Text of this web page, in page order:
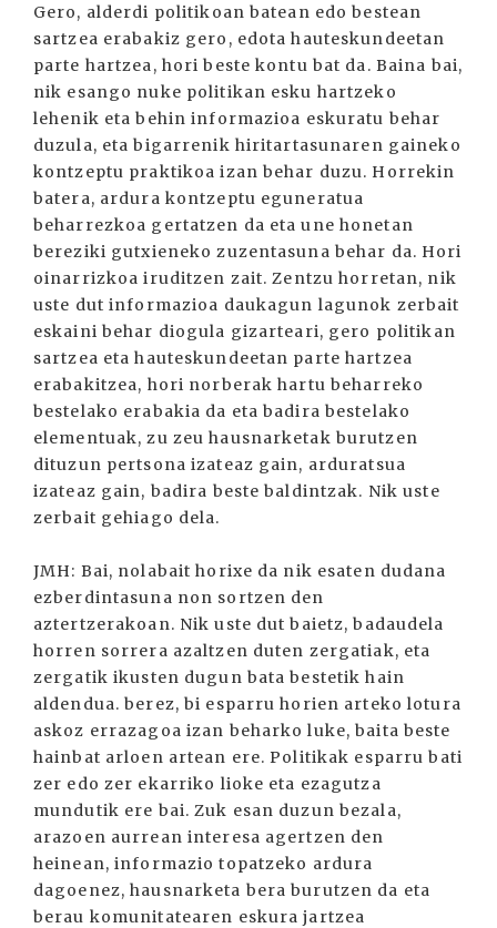
Gero, alderdi politikoan batean edo bestean
sartzea erabakiz gero, edota hauteskundeetan
parte hartzea, hori beste kontu bat da. Baina bai,
nik esango nuke politikan esku hartzeko
lehenik eta behin informazioa eskuratu behar
duzula, eta bigarrenik hiritartasunaren gaineko
kontzeptu praktikoa izan behar duzu. Horrekin
batera, ardura kontzeptu eguneratua
beharrezkoa gertatzen da eta une honetan
bereziki gutxieneko zuzentasuna behar da. Hori
oinarrizkoa iruditzen zait. Zentzu horretan, nik
uste dut informazioa daukagun lagunok zerbait
eskaini behar diogula gizarteari, gero politikan
sartzea eta hauteskundeetan parte hartzea
erabakitzea, hori norberak hartu beharreko
bestelako erabakia da eta badira bestelako
elementuak, zu zeu hausnarketak burutzen
dituzun pertsona izateaz gain, arduratsua
izateaz gain, badira beste baldintzak. Nik uste
zerbait gehiago dela.
JMH: Bai, nolabait horixe da nik esaten dudana
ezberdintasuna non sortzen den
aztertzerakoan. Nik uste dut baietz, badaudela
horren sorrera azaltzen duten zergatiak, eta
zergatik ikusten dugun bata bestetik hain
aldendua. berez, bi esparru horien arteko lotura
askoz errazagoa izan beharko luke, baita beste
hainbat arloen artean ere. Politikak esparru bati
zer edo zer ekarriko lioke eta ezagutza
mundutik ere bai. Zuk esan duzun bezala,
arazoen aurrean interesa agertzen den
heinean, informazio topatzeko ardura
dagoenez, hausnarketa bera burutzen da eta
berau komunitatearen eskura jartzea